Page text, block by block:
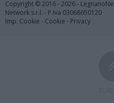
Copyright © 2016 - 2026 -
Network s.r.l. - P.Iva 03068650120
Imp. Cookie - Cookie - Privacy